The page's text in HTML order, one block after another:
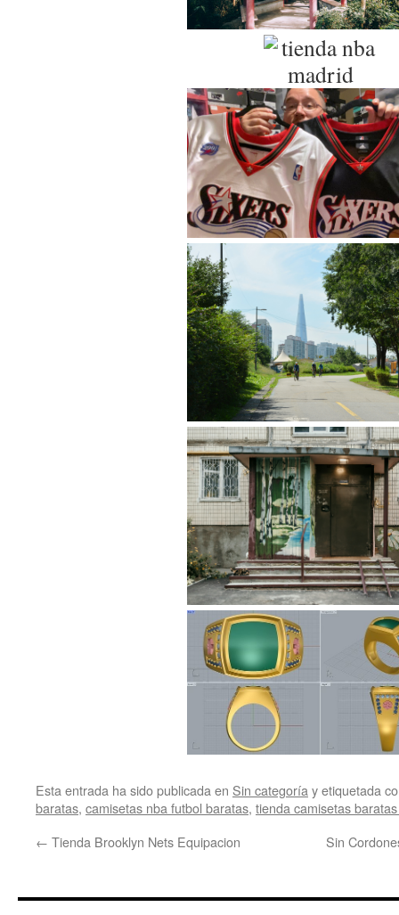
Esta entrada ha sido publicada en Sin categoríay etiquetada
baratas, camisetas nba futbol baratas, tienda camisetas
← Tienda Brooklyn Nets Equipacion Sin